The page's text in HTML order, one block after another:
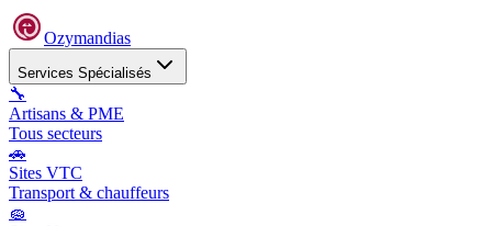
Ozymandias
Services Spécialisés
🔧
Artisans & PME
Tous secteurs
🚗
Sites VTC
Transport & chauffeurs
🧽